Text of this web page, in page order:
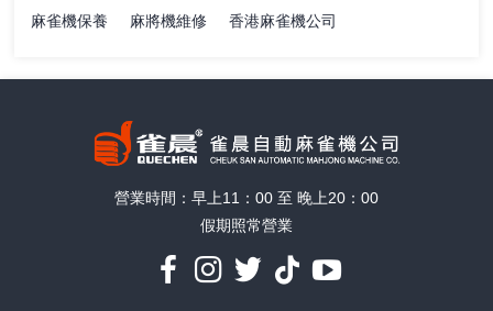
麻雀機保養 麻將機維修 香港麻雀機公司
營業時間：早上11：00 至 晚上20：00
假期照常營業